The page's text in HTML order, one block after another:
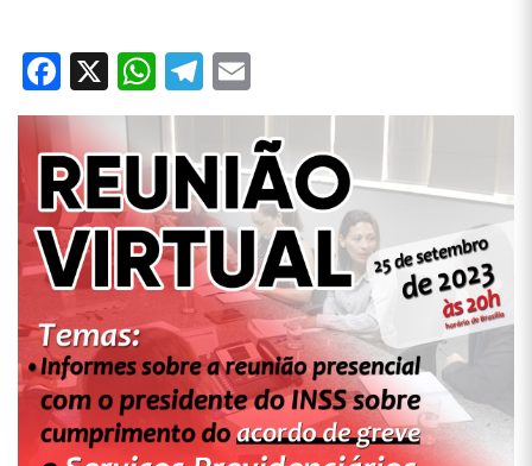
Facebook
X WhatsApp
Telegram